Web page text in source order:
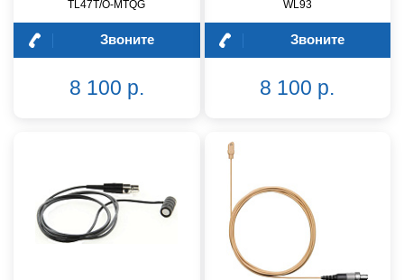
TL47T/O-MTQG
Звоните
8 100 р.
WL93
Звоните
8 100 р.